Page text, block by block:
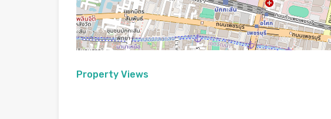
Property Views